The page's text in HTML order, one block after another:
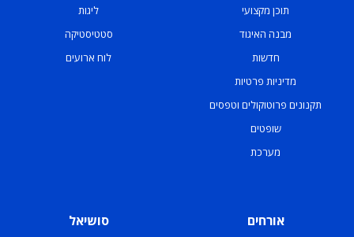
תוכן מקצועי
מבנה האיגוד
חדשות
מדיניות פרטיות
תקנונים פרוטוקולים וטפסים
שופטים
מערכת
ליגות
סטטיסטיקה
לוח ארועים
אורחים סושיאל